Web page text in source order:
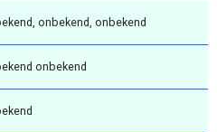
onbekend, onbekend
onbekend